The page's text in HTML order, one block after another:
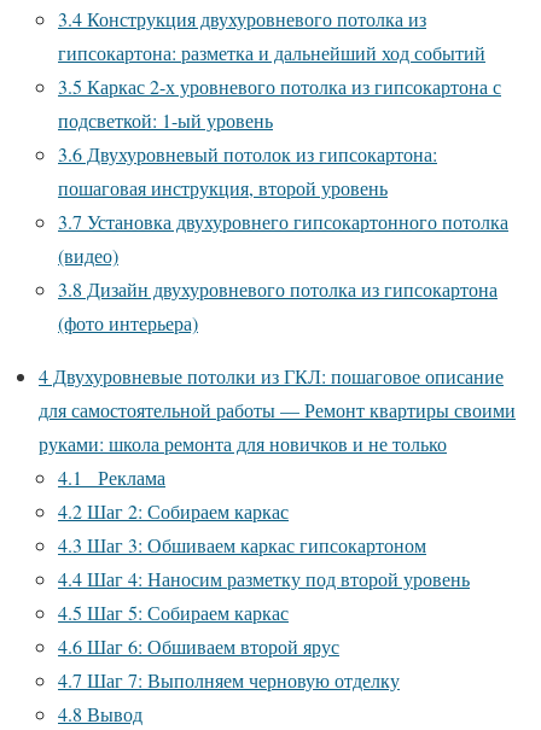
3.4Конструкция двухуровневого потолка из
гипсокартона: разметка и дальнейший ход событий
3.5 Каркас 2-х уровневого потолка из гипсокартона с
подсветкой: 1-ый уровень
3.6 Двухуровневый потолок из гипсокартона:
пошаговая инструкция, второй уровень
3.7 Установка двухуровнего гипсокартонного потолка
(видео)
3.8 Дизайн двухуровневого потолка из гипсокартона
(фото интерьера)
4 Двухуровневые потолки из ГКЛ: пошаговое описание
для самостоятельной работы — Ремонт квартиры своими
руками: школа ремонта для новичков и не только
4.1
Реклама
4.2Шаг 2: Собираем каркас
4.3 Шаг 3: Обшиваем каркас гипсокартоном
4.4Шаг 4: Наносим разметку под второй уровень
4.5 Шаг 5: Собираем каркас
4.6Шаг 6: Обшиваем второй ярус
4.7 Шаг 7: Выполняем черновую отделку
4.8 Вывод